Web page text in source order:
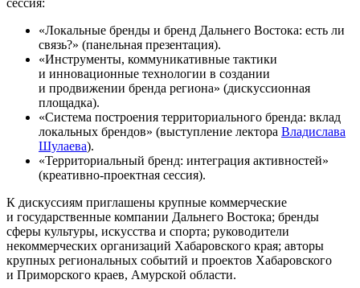
сессия:
«Локальные бренды и бренд Дальнего Востока: есть ли
связь?» (панельная презентация).
«Инструменты, коммуникативные тактики
и инновационные технологии в создании
и продвижении бренда региона» (дискуссионная
площадка).
«Система построения территориального бренда: вклад
локальных брендов» (выступление лектора Владислава
Шулаева).
«Территориальный бренд: интеграция активностей»
(креативно-проектная сессия).
К дискуссиям приглашены крупные коммерческие
и государственные компании Дальнего Востока; бренды
сферы культуры, искусства и спорта; руководители
некоммерческих организаций Хабаровского края; авторы
крупных региональных событий и проектов Хабаровского
и Приморского краев, Амурской области.